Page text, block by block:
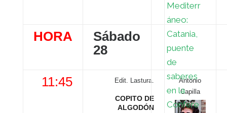
HORA
Sábado
28
11:45 Edit. Lastura.
COPITO DE
ALGODÓN
Antonio
Capilla
Mediterr
áneo:
Catania,
puente
de
saberes
en la
Confere